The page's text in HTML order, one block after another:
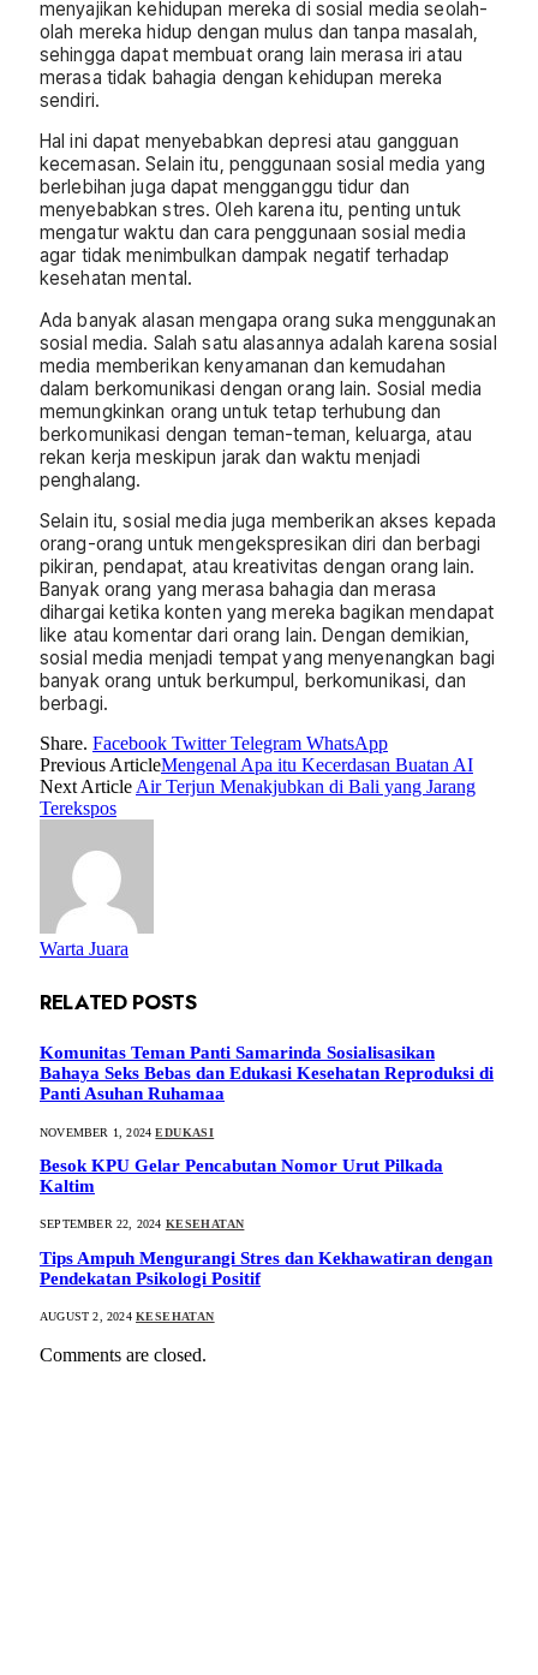
menyajikan kehidupan mereka di sosial media seolah-
olah mereka hidup dengan mulus dan tanpa masalah,
sehingga dapat membuat orang lain merasa iri atau
merasa tidak bahagia dengan kehidupan mereka
sendiri.
Hal ini dapat menyebabkan depresi atau gangguan
kecemasan. Selain itu, penggunaan sosial media yang
berlebihan juga dapat mengganggu tidur dan
menyebabkan stres. Oleh karena itu, penting untuk
mengatur waktu dan cara penggunaan sosial media
agar tidak menimbulkan dampak negatif terhadap
kesehatan mental.
Ada banyak alasan mengapa orang suka menggunakan
sosial media. Salah satu alasannya adalah karena sosial
media memberikan kenyamanan dan kemudahan
dalam berkomunikasi dengan orang lain. Sosial media
memungkinkan orang untuk tetap terhubung dan
berkomunikasi dengan teman-teman, keluarga, atau
rekan kerja meskipun jarak dan waktu menjadi
penghalang.
Selain itu, sosial media juga memberikan akses kepada
orang-orang untuk mengekspresikan diri dan berbagi
pikiran, pendapat, atau kreativitas dengan orang lain.
Banyak orang yang merasa bahagia dan merasa
dihargai ketika konten yang mereka bagikan mendapat
like atau komentar dari orang lain. Dengan demikian,
sosial media menjadi tempat yang menyenangkan bagi
banyak orang untuk berkumpul, berkomunikasi, dan
berbagi.
Share. Facebook Twitter Telegram WhatsApp
Previous ArticleMengenal Apa itu Kecerdasan Buatan AI
Next Article Air Terjun Menakjubkan di Bali yang Jarang
Terekspos
Warta Juara
RELATED POSTS
Komunitas Teman Panti Samarinda Sosialisasikan
Bahaya Seks Bebas dan Edukasi Kesehatan Reproduksi di
Panti Asuhan Ruhamaa
NOVEMBER 1, 2024 EDUKASI
Besok KPU Gelar Pencabutan Nomor Urut Pilkada
Kaltim
SEPTEMBER 22, 2024 KESEHATAN
Tips Ampuh Mengurangi Stres dan Kekhawatiran dengan
Pendekatan Psikologi Positif
AUGUST 2, 2024 KESEHATAN
Comments are closed.